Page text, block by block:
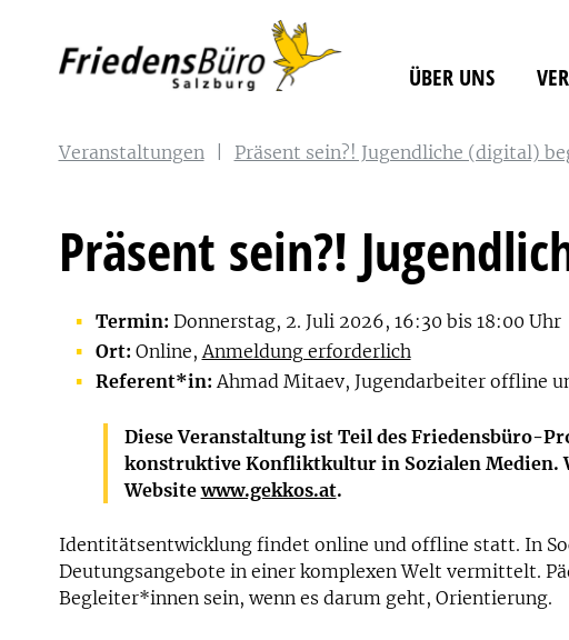
ÜBER UNS
Veranstaltungen Präsent sein?! Jugendliche (digital)
Präsent sein?!
Termin: Donnerstag, 2. Juli 2026, 16:30 bis 18:00 Uhr
Ort: Online,Anmeldung erforderlich
Referent*in: Ahmad Mitaev, Jugendarbeiter offline
Diese Veranstaltung ist Teil des Friedensbüro-
konstruktive Konfliktkultur in Sozialen
Websitewww.gekkos.at.
Identitätsentwicklung findet online und offline statt. In
Deutungsangebote in einer komplexen Welt vermittelt.
Begleiter*innen sein, wenn es darum geht, Orientierung.